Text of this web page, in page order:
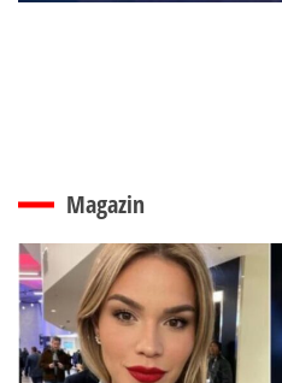
Magazin